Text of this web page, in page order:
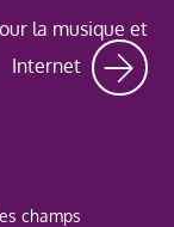
la musique et
Internet
champs